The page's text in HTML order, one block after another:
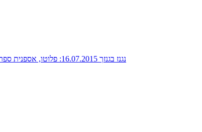
נגנז בגנזך 16.07.2015: פלוטו, אספנית ספרי אוכל, האביב הכורדי, בית ספר לשותים מתחילים ועוד ועוד - ניימן